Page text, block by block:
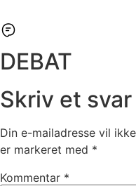
DEBAT
Skriv et svar
Din e-mailadresse vil
er markeret med *
Kommentar *